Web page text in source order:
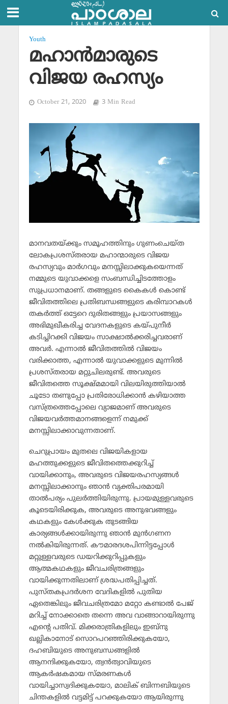
Youth
മഹാന്‍മാരുടെ
വിജയ രഹസ്യം
October 21, 2020 3 Min Read
മാനവതയ്ക്കും സമൂഹത്തിനും ഗുണംചെയ്ത
ലോകപ്രശസ്തരായ മഹാന്മാരുടെ വിജയ
രഹസ്യവും മാര്‍ഗവും മനസ്സിലാക്കുകയെന്നത്
നമ്മുടെ യുവാക്കളെ സംബന്ധിച്ചിടത്തോളം
സുപ്രധാനമാണ്. തങ്ങളുടെ കൈകള്‍ കൊണ്ട്
ജീവിതത്തിലെ പ്രതിബന്ധങ്ങളുടെ കരിമ്പാറകള്‍
തകര്‍ത്ത് ഒട്ടേറെ ദുരിതങ്ങളും പ്രയാസങ്ങളും
അഭിമുഖീകരിച്ച വേദനകളുടെ കയ്പുനീര്‍
കടിച്ചിറക്കി വിജയം സാക്ഷാല്‍ക്കരിച്ചവരാണ്
അവര്‍. എന്നാല്‍ ജീവിതത്തില്‍ വിജയം
വരിക്കാത്ത, എന്നാല്‍ യുവാക്കളുടെ മുന്നില്‍
പ്രശസ്തരായ മറ്റുചിലരുണ്ട്. അവരുടെ
ജീവിതത്തെ സൂക്ഷ്മമായി വിലയിരുത്തിയാല്‍
ചൂടോ തണുപ്പോ പ്രതിരോധിക്കാന്‍ കഴിയാത്ത
വസ്ത്രത്തെപ്പോലെ വ്യാജമാണ് അവരുടെ
വിജയവര്‍ത്തമാനങ്ങളെന്ന് നമുക്ക്
മനസ്സിലാക്കാവുന്നതാണ്.
ചെറുപ്രായം മുതലെ വിജയികളായ
മഹത്തുക്കളുടെ ജീവിതത്തെക്കുറിച്ച്
വായിക്കാനും, അവരുടെ വിജയരഹസ്യങ്ങള്‍
മനസ്സിലാക്കാനും ഞാന്‍ വ്യക്തിപരമായി
താല്‍പര്യം പുലര്‍ത്തിയിരുന്നു. പ്രായമുള്ളവരുടെ
കൂടെയിരിക്കുക, അവരുടെ അനുഭവങ്ങളും
കഥകളും കേള്‍ക്കുക തുടങ്ങിയ
കാര്യങ്ങള്‍ക്കായിരുന്നു ഞാന്‍ മുന്‍ഗണന
നല്‍കിയിരുന്നത്. കൗമാരദശപിന്നിട്ടപ്പോള്‍
മറ്റുള്ളവരുടെ ഡയറിക്കുറിപ്പുകളും
ആത്മകഥകളും ജീവചരിത്രങ്ങളും
വായിക്കുന്നതിലാണ് ശ്രദ്ധപതിപ്പിച്ചത്.
പുസ്തകപ്രദര്‍ശന വേദികളില്‍ പുതിയ
ഏതെങ്കിലും ജീവചരിത്രമോ മറ്റോ കണ്ടാല്‍ പേജ്
മറിച്ച് നോക്കാതെ തന്നെ അവ വാങ്ങാറായിരുന്നു
എന്റെ പതിവ്. മിക്കരാത്രികളിലും ഇബ്‌നു
ഖല്ലികാനോട് സൊറപറഞ്ഞിരിക്കുകയോ,
ദഹബിയുടെ അനുബന്ധങ്ങളില്‍
ആനന്ദിക്കുകയോ, ത്വന്‍ത്വാവിയുടെ
ആകര്‍ഷകമായ സ്മരണകള്‍
വായിച്ചാസ്വദിക്കുകയോ, മാലിക് ബിന്നബിയുടെ
ചിന്തകളില്‍ വട്ടമിട്ട് പറക്കുകയോ ആയിരുന്നു